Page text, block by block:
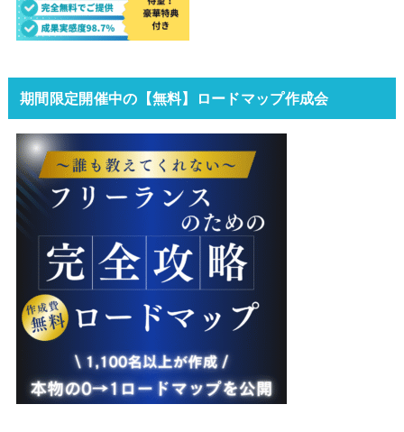
期間限定開催中の【無料】ロードマップ作成会